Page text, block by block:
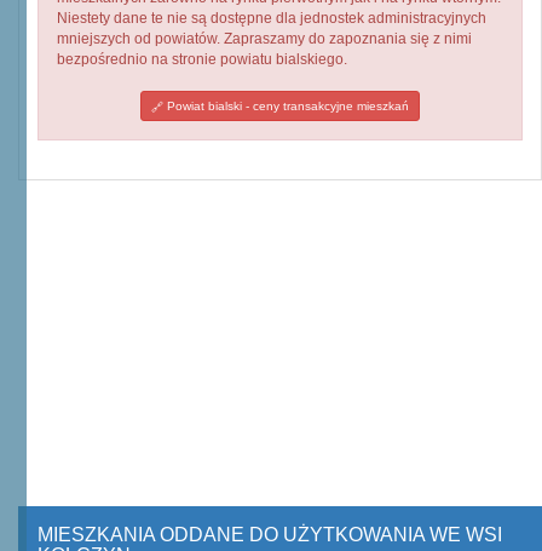
Niestety dane te nie są dostępne dla jednostek administracyjnych
mniejszych od powiatów. Zapraszamy do zapoznania się z nimi
bezpośrednio na stronie powiatu bialskiego.
Powiat bialski - ceny transakcyjne mieszkań
MIESZKANIA ODDANE DO UŻYTKOWANIA WE WSI